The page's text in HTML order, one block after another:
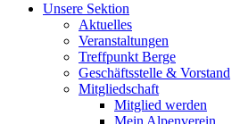
Unsere Sektion
Aktuelles
Veranstaltungen
Treffpunkt Berge
Geschäftsstelle & Vorstand
Mitgliedschaft
Mitglied werden
Mein Alpenverein